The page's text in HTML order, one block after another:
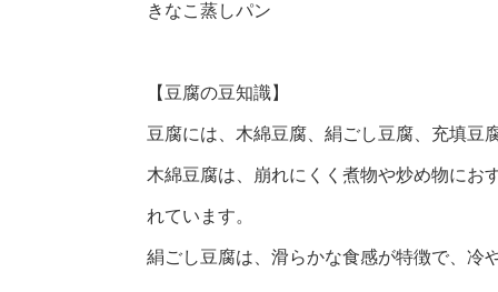
きなこ蒸しパン
【豆腐の豆知識】
豆腐には、木綿豆腐、絹ごし豆腐、充填豆
木綿豆腐は、崩れにくく煮物や炒め物にお
れています。
絹ごし豆腐は、滑らかな食感が特徴で、冷